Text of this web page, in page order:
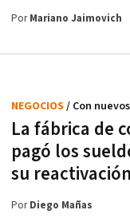
PorMariano Jaimovich
La fábrica de
pagó los
su reactivación
NEGOCIOS / Con
PorDiego Mañas